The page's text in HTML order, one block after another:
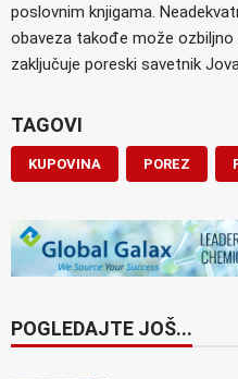
poslovnim knjigama.
obaveza takođe može
zaključuje poreski savetnik
TAGOVI
KUPOVINA POREZ
POGLEDAJTE JOŠ...